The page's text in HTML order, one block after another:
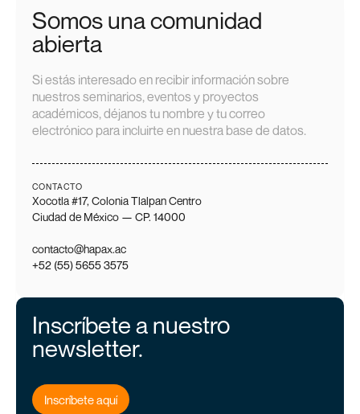
Somos una comunidad
abierta
Si estás interesado en recibir información sobre
nuestros seminarios, eventos y proyectos
académicos, déjanos tu nombre y tu correo
electrónico para incluirte en nuestra base de datos.
CONTACTO
Xocotla #17, Colonia Tlalpan Centro
Ciudad de México — CP. 14000
contacto@hapax.ac
+52 (55) 5655 3575
Inscríbete a nuestro
newsletter.
Inscríbete aquí